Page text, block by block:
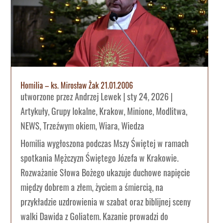
Homilia – ks. Mirosław Żak 21.01.2006
utworzone przezAndrzej Lewek|sty 24, 2026|
Artykuły,Grupy lokalne,Krakow,Minione,Modlitwa,
NEWS,Trzeźwym okiem,Wiara,Wiedza
Homilia wygłoszona podczas Mszy Świętej w ramach
spotkania Mężczyzn Świętego Józefa w Krakowie.
Rozważanie Słowa Bożego ukazuje duchowe napięcie
między dobrem a złem, życiem a śmiercią, na
przykładzie uzdrowienia w szabat oraz biblijnej sceny
walki Dawida z Goliatem. Kazanie prowadzi do